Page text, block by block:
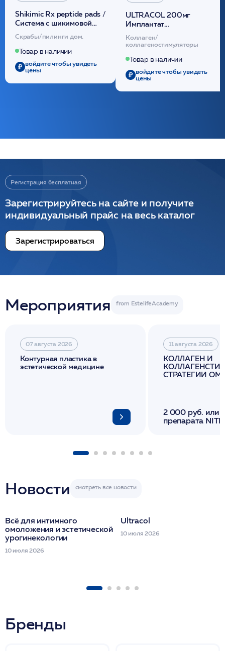
Shikimic Rx peptide pads /
Cистема с шикимовой
кислотой обновляющая
(30шт) /HP
Скрабы/пилинги дом.
Товар в наличии
войдите чтобы увидеть
цены
ULTRACOL 200мг
Имплантат
внутридермальный,
стерильный на основе
полидиоксанона
/ULTRACOL
Коллаген/
коллагеностимуляторы
Товар в наличии
войдите чтобы увидеть
цены
Регистрация бесплатная
Зарегистрируйтесь на сайте и получите
индивидуальный прайс на весь каталог
Зарегистрироваться
Мероприятия
07 августа 2026
Контурная пластика в
эстетической медицине
11 августа 2026
КОЛЛАГЕН И
СТРАТЕГИИ
2 000 руб. или
препарата
Новости
Всё для интимного
омоложения и эстетической
урогинекологии
10 июля 2026
Ultracol
10 июля 2026
Бренды